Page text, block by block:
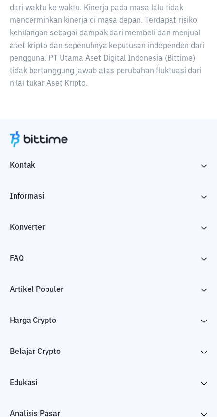
dari waktu ke waktu. Kinerja pada masa lalu tidak
mencerminkan kinerja di masa depan. Terdapat risiko
kehilangan sebagai dampak dari membeli dan menjual
aset kripto dan sepenuhnya keputusan independen dari
pengguna. PT Utama Aset Digital Indonesia (Bittime)
tidak bertanggung jawab atas perubahan fluktuasi dari
nilai tukar Aset Kripto.
Kontak
Informasi
Konverter
FAQ
Artikel Populer
Harga Crypto
Belajar Crypto
Edukasi
Analisis Pasar